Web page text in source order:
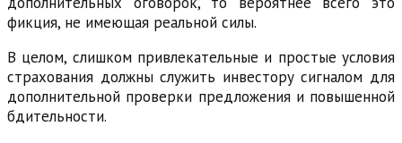
фикция, не имеющая реальной силы.
В целом, слишком привлекательные и простые условия
страхования должны служить инвестору сигналом для
дополнительной проверки предложения и повышенной
бдительности.